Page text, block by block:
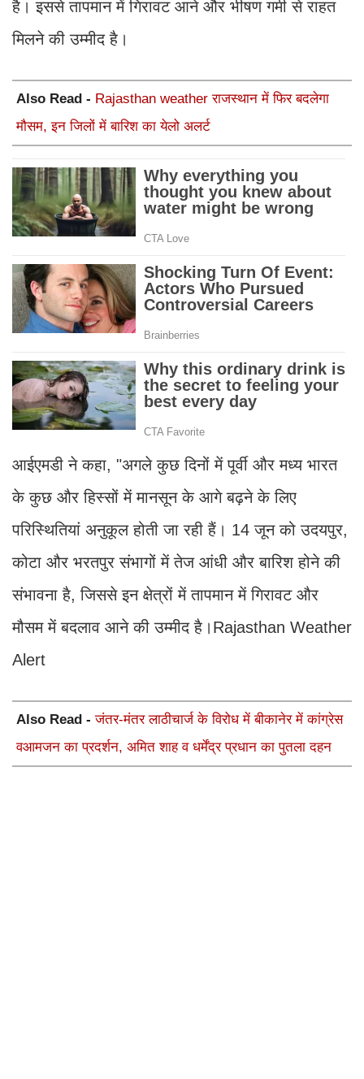
है। इससे तापमान में गिरावट आने और भीषण गर्मी से राहत
मिलने की उम्मीद है।
Also Read - Rajasthan weather राजस्थान में फिर बदलेगा
मौसम, इन जिलों में बारिश का येलो अलर्ट
आईएमडी ने कहा, "अगले कुछ दिनों में पूर्वी और मध्य भारत
के कुछ और हिस्सों में मानसून के आगे बढ़ने के लिए
परिस्थितियां अनुकूल होती जा रही हैं। 14 जून को उदयपुर,
कोटा और भरतपुर संभागों में तेज आंधी और बारिश होने की
संभावना है, जिससे इन क्षेत्रों में तापमान में गिरावट और
मौसम में बदलाव आने की उम्मीद है।Rajasthan Weather
Alert
Also Read -जंतर-मंतर लाठीचार्ज के विरोध में बीकानेर में कांग्रेस
वआमजन का प्रदर्शन, अमित शाह व धर्मेंद्र प्रधान का पुतला दहन